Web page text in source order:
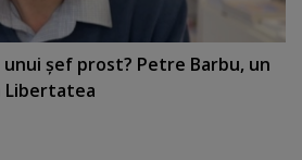
şef prost? Petre Barbu, un